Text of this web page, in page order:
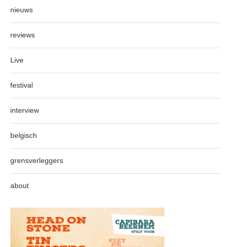
nieuws
reviews
Live
festival
interview
belgisch
grensverleggers
about